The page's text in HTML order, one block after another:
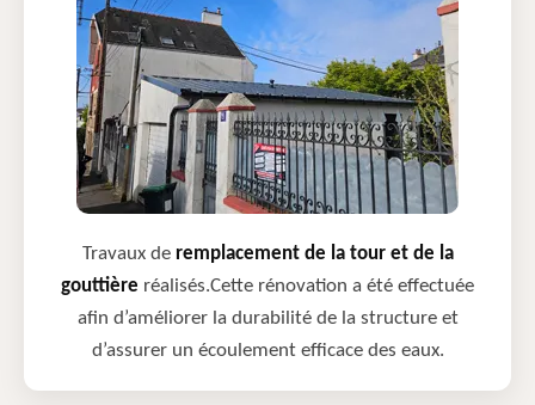
Travaux de remplacement de la tour et de la
gouttière réalisés.Cette rénovation a été effectuée
afin d’améliorer la durabilité de la structure et
d’assurer un écoulement efficace des eaux.